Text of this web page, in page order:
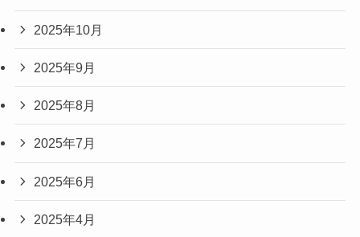
2025年10月
2025年9月
2025年8月
2025年7月
2025年6月
2025年4月